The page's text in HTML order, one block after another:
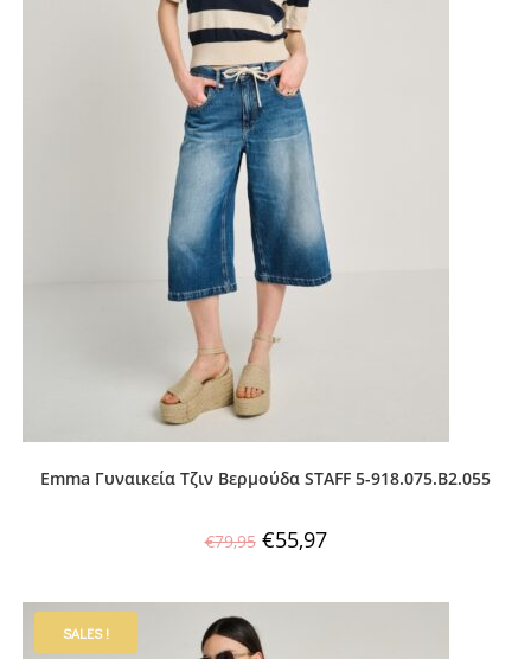
Emma Γυναικεία Τζιν Βερμούδα STAFF 5-918.075.B2.055
€79,95 €55,97
SALES !